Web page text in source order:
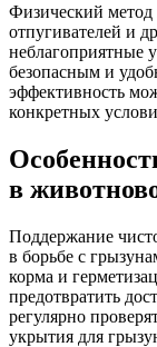
Физический метод
отпугивателей и
неблагоприятные
безопасным и
эффективность
конкретных
в
Поддержание
в борьбе с
корма и
предотвратить
регулярно
укрытия для